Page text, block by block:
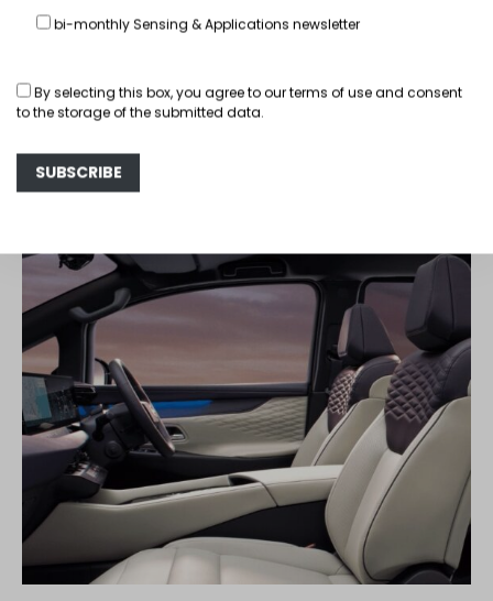
You May Also Like
bi-monthly Sensing & Applications newsletter
By selecting this box, you agree to ourterms of use and consent
to the storage of the submitted data.